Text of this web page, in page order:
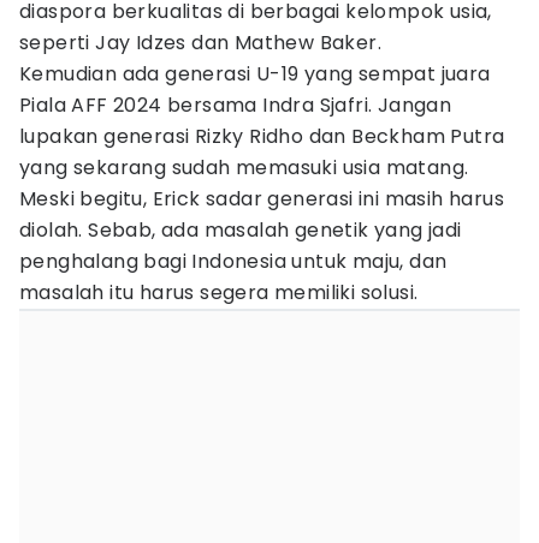
diaspora berkualitas di berbagai kelompok usia,
seperti Jay Idzes dan Mathew Baker.
Kemudian ada generasi U-19 yang sempat juara
Piala AFF 2024 bersama Indra Sjafri. Jangan
lupakan generasi Rizky Ridho dan Beckham Putra
yang sekarang sudah memasuki usia matang.
Meski begitu, Erick sadar generasi ini masih harus
diolah. Sebab, ada masalah genetik yang jadi
penghalang bagi Indonesia untuk maju, dan
masalah itu harus segera memiliki solusi.